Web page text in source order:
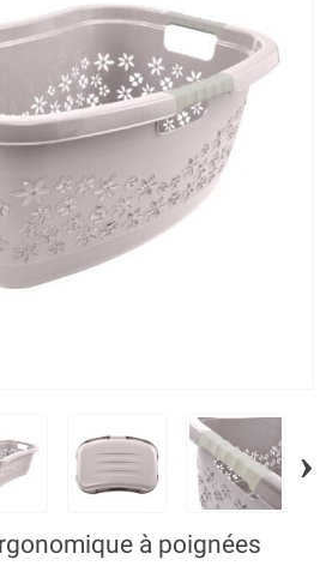
›
à poignées